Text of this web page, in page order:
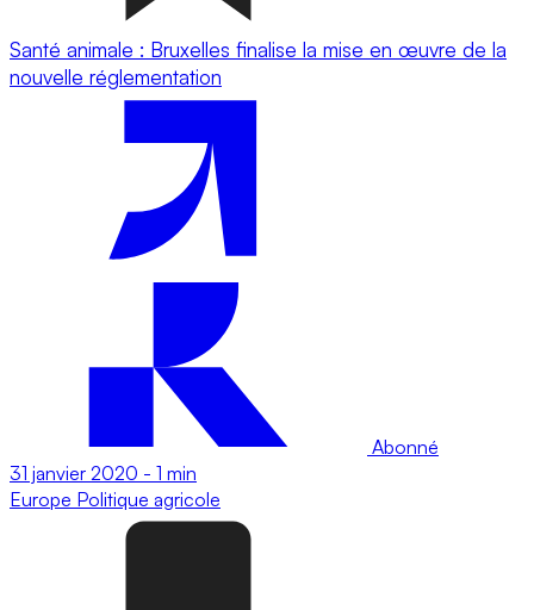
Santé animale : Bruxelles finalise la mise en œuvre de la
nouvelle réglementation
Abonné
31 janvier 2020 - 1 min
Europe Politique agricole